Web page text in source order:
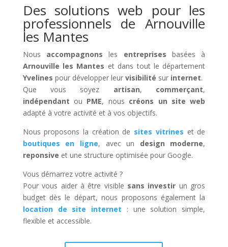
Des solutions web pour les
professionnels de Arnouville
les Mantes
Nous accompagnons les entreprises basées à
Arnouville les Mantes et dans tout le département
Yvelines pour développer leur visibilité sur internet.
Que vous soyez artisan, commerçant,
indépendant ou PME, nous créons un site web
adapté à votre activité et à vos objectifs.
Nous proposons la création de sites vitrines et de
boutiques en ligne, avec un design moderne,
reponsive et une structure optimisée pour Google.
Vous démarrez votre activité ?
Pour vous aider à être visible sans investir un gros
budget dès le départ, nous proposons également la
location de site internet : une solution simple,
flexible et accessible.